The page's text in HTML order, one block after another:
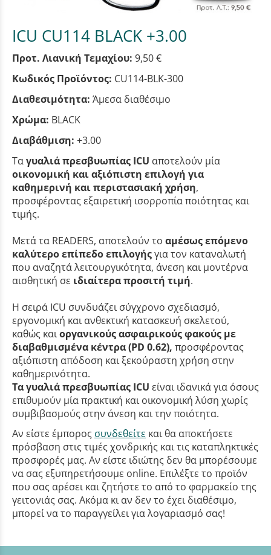
ICU CU114 BLACK +3.00
Προτ. Λιανική Τεμαχίου: 9,50 €
Κωδικός Προϊόντος: CU114-BLK-300
Διαθεσιμότητα: Άμεσα διαθέσιμο
Χρώμα: BLACK
Διαβάθμιση: +3.00
Ταγυαλιά πρεσβυωπίας ICU αποτελούν μία
οικονομική και αξιόπιστη επιλογή για
καθημερινή και περιστασιακή χρήση,
προσφέροντας εξαιρετική ισορροπία ποιότητας και
τιμής.
Μετά τα READERS, αποτελούν το αμέσως επόμενο
καλύτερο επίπεδο επιλογήςγια τον καταναλωτή
που αναζητά λειτουργικότητα, άνεση και μοντέρνα
αισθητική σε ιδιαίτερα προσιτή τιμή.
Η σειρά ICU συνδυάζει σύγχρονο σχεδιασμό,
εργονομική και ανθεκτική κατασκευή σκελετού,
καθώς καιοργανικούς ασφαιρικούς φακούς με
διαβαθμισμένα κέντρα (PD 0.62), προσφέροντας
αξιόπιστη απόδοση και ξεκούραστη χρήση στην
καθημερινότητα.
Τα γυαλιά πρεσβυωπίας ICU είναι ιδανικά για όσους
επιθυμούν μία πρακτική και οικονομική λύση χωρίς
συμβιβασμούς στην άνεση και την ποιότητα.
Αν είστε έμπορος συνδεθείτε και θα αποκτήσετε
πρόσβαση στις τιμές χονδρικής και τις καταπληκτικές
προσφορές μας. Αν είστε ιδιώτης δεν θα μπορέσουμε
να σας εξυπηρετήσουμε online. Επιλέξτε το προϊόν
που σας αρέσει και ζητήστε το από το φαρμακείο της
γειτονιάς σας. Ακόμα κι αν δεν το έχει διαθέσιμο,
μπορεί να το παραγγείλει για λογαριασμό σας!